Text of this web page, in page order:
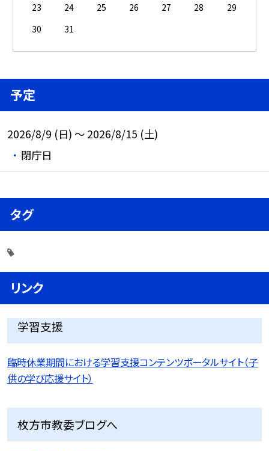
23
24 25 26 27 28
29
30
31
予定
2026/8/9 (日) ～ 2026/8/15 (土)
閉庁日
タグ
リンク
学習支援
臨時休業期間における学習支援コンテンツポータルサイト（子
供の学び応援サイト）
枚方市教委ブログへ